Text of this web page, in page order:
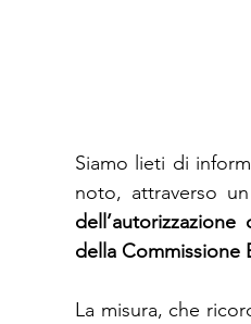
Siamo lieti di
noto, attraverso un
della Commissione
La misura, che